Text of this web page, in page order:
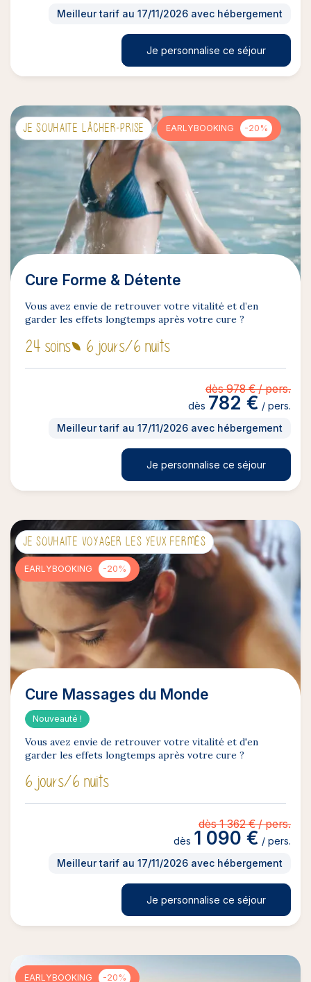
Meilleur tarif au 17/11/2026 avec hébergement
Je personnalise ce séjour
JE SOUHAITE LÂCHER-PRISE EARLYBOOKING -20%
Cure Forme & Détente
Vous avez envie de retrouver votre vitalité et d’en
garder les effets longtemps après votre cure ?
24 soins 6 jours/6 nuits
dès 978 € / pers.
dès 782 € / pers.
Meilleur tarif au 17/11/2026 avec hébergement
Je personnalise ce séjour
JE SOUHAITE VOYAGER LES YEUX FERMÉS
EARLYBOOKING -20%
Cure Massages du Monde
Nouveauté !
Vous avez envie de retrouver votre vitalité et d'en
garder les effets longtemps après votre cure ?
6 jours/6 nuits
dès 1 362 € / pers.
dès 1 090 € / pers.
Meilleur tarif au 17/11/2026 avec hébergement
Je personnalise ce séjour
EARLYBOOKING -20%